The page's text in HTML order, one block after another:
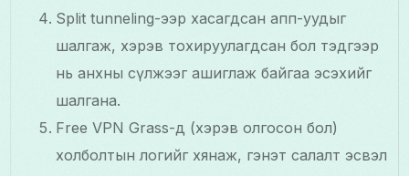
Split tunneling-ээр хасагдсан апп-уудыг
шалгаж, хэрэв тохируулагдсан бол тэдгээр
нь анхны сүлжээг ашиглаж байгаа эсэхийг
шалгана.
Free VPN Grass-д (хэрэв олгосон бол)
холболтын логийг хянаж, гэнэт салалт эсвэл